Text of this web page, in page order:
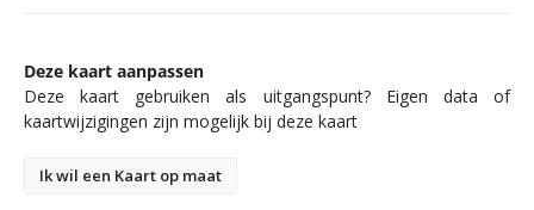
Deze kaart aanpassen
Deze kaart gebruiken als uitgangspunt? Eigen data of
kaartwijzigingen zijn mogelijk bij deze kaart
Ik wil een Kaart op maat